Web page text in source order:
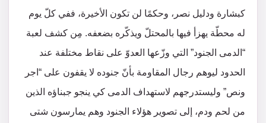
كبشارة ودليل نصر، وحكمًا لن تكون الأخيرة، ففي كلّ يوم
له محطّة يهزأ فيها بالمحتلّ ويذكّره بضعفه. مِن كشف لعبة
“الدمى الجنود” التي وزّعها العدوّ على نقاط مختلفة عند
الحدود ليوهم رجال المقاومة بأنّ جنوده لا يقفون على “اجر
ونص” وليستدرجهم لاستهداف الدمى كي ينجو جبناؤه الذين
من لحم ودم، إلى تصوير هؤلاء الجنود وهم يمارسون شتى